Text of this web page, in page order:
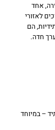
אחד
לאזורי
הם
חדה.
– במיוחד